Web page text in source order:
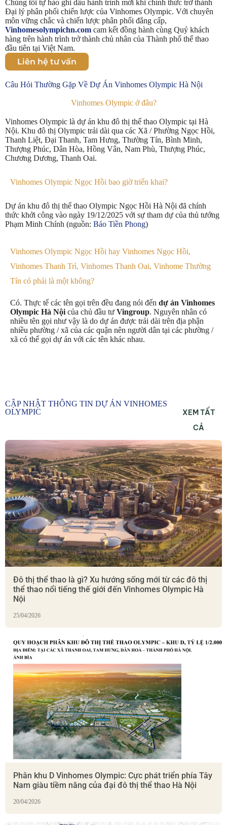
Chúng tôi tự hào ghi dấu hành trình mới khi chính thức trở thành
Đại lý phân phối chiến lược của Vinhomes Olympic. Với chuyên
môn vững chắc và chiến lược phân phối đẳng cấp,
Vinhomesolympichn.com cam kết đồng hành cùng Quý khách
hàng trên hành trình trở thành chủ nhân của Thành phố thể thao
đầu tiên tại Việt Nam.
Liên hệ tư vấn
Câu Hỏi Thường Gặp Về Dự Án Vinhomes Olympic Hà Nội
Vinhomes Olympic ở đâu?​
Vinhomes Olympic là dự án khu đô thị thể thao Olympic tại Hà
Nội. Khu đô thị Olympic trải dài qua các Xã / Phường Ngọc Hồi,
Thanh Liệt, Đại Thanh, Tam Hưng, Thường Tín, Bình Minh,
Thượng Phúc, Dân Hòa, Hồng Vân, Nam Phù, Thượng Phúc,
Chương Dương, Thanh Oai.
Vinhomes Olympic Ngọc Hồi bao giờ triển khai?
Dự án khu đô thị thể thao Olympic Ngọc Hồi Hà Nội đã chính
thức khởi công vào ngày 19/12/2025 với sự tham dự của thủ tướng
Phạm Minh Chính (nguồn: Báo Tiền Phong)
Vinhomes Olympic Ngọc Hồi hay Vinhomes Ngọc Hồi,
Vinhomes Thanh Trì, Vinhomes Thanh Oai, Vinhome Thường
Tín có phải là một không?
Có. Thực tế các tên gọi trên đều đang nói đến dự án Vinhomes
Olympic Hà Nội của chủ đầu tư Vingroup. Nguyên nhân có
nhiều tên gọi như vậy là do dự án được trải dài trên địa phận
nhiều phường / xã của các quận nên người dân tại các phường /
xã có thể gọi dự án với các tên khác nhau.
CẬP NHẬT THÔNG TIN DỰ ÁN VINHOMES
OLYMPIC
XEM TẤT
CẢ
Đô thị thể thao là gì? Xu hướng sống mới từ các đô thị
thể thao nổi tiếng thế giới đến Vinhomes Olympic Hà
Nội
25/04/2026
Phân khu D Vinhomes Olympic: Cực phát triển phía Tây
Nam giàu tiềm năng của đại đô thị thể thao Hà Nội
20/04/2026